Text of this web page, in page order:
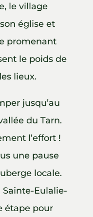
le village
église et
promenant
le poids de
lieux.
jusqu’au
du Tarn.
l’effort !
une pause
locale.
Eulalie-
étape pour